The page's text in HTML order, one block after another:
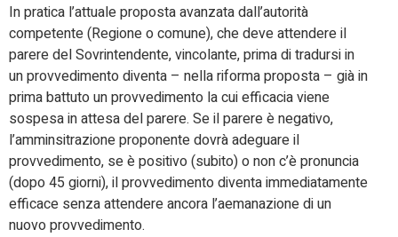
In pratica l’attuale proposta avanzata dall’autorità
competente (Regione o comune), che deve attendere il
parere del Sovrintendente, vincolante, prima di tradursi in
un provvedimento diventa – nella riforma proposta – già in
prima battuto un provvedimento la cui efficacia viene
sospesa in attesa del parere. Se il parere è negativo,
l’amminsitrazione proponente dovrà adeguare il
provvedimento, se è positivo (subito) o non c’è pronuncia
(dopo 45 giorni), il provvedimento diventa immediatamente
efficace senza attendere ancora l’aemanazione di un
nuovo provvedimento.